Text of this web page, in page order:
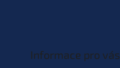
Informace pro vás